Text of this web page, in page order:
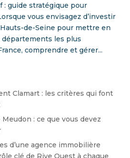
guide stratégique pour
vous envisagez d’investir
de-Seine pour mettre en
départements les plus
comprendre et gérer...
Clamart : les critères qui font
: ce que vous devez
d’une agence immobilière
clé de Rive Ouest à chaque